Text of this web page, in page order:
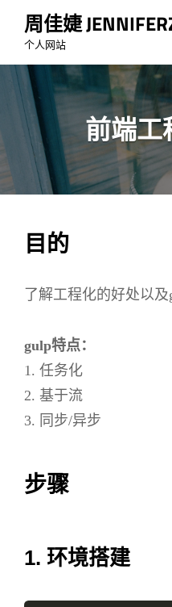
content
周佳婕
个人网站
前端工
目的
了解工程化的好处以
gulp特点：
1. 任务化
2. 基于流
3. 同步/异步
步骤
1. 环境搭建
文
导
航